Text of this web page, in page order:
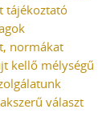
tájékoztató
normákat
kellő mélységű
választ